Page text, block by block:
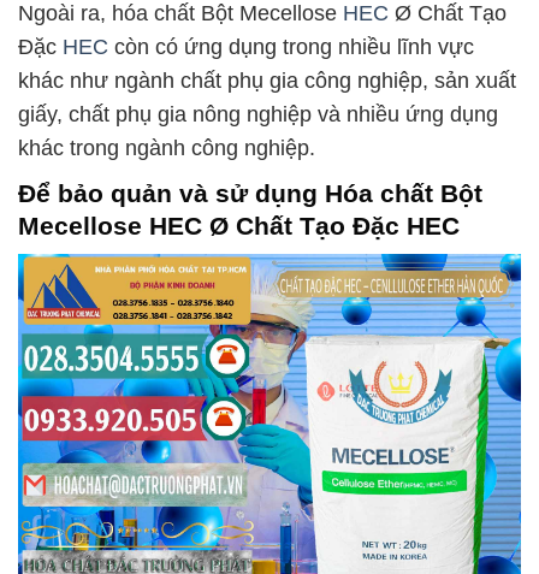
Ngoài ra, hóa chất Bột Mecellose HEC Ø Chất Tạo
Đặc HEC còn có ứng dụng trong nhiều lĩnh vực
khác như ngành chất phụ gia công nghiệp, sản xuất
giấy, chất phụ gia nông nghiệp và nhiều ứng dụng
khác trong ngành công nghiệp.
Để bảo quản và sử dụng Hóa chất Bột
Mecellose HEC Ø Chất Tạo Đặc HEC